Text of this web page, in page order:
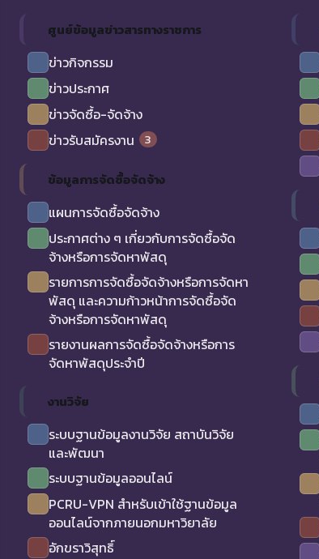
ศูนย์ข้อมูลข่าวสารทางราชการ
ข่าวกิจกรรม
ข่าวประกาศ
ข่าวจัดซื้อ-จัดจ้าง
ข่าวรับสมัครงาน
3
ข้อมูลการจัดซื้อจัดจ้าง
แผนการจัดซื้อจัดจ้าง
ประกาศต่าง ๆ เกี่ยวกับการจัดซื้อจัด
จ้างหรือการจัดหาพัสดุ
รายการการจัดซื้อจัดจ้างหรือการจัดหา
พัสดุ และความก้าวหน้าการจัดซื้อจัด
จ้างหรือการจัดหาพัสดุ
รายงานผลการจัดซื้อจัดจ้างหรือการ
จัดหาพัสดุประจำปี
งานวิจัย
ระบบฐานข้อมูลงานวิจัย สถาบันวิจัย
และพัฒนา
ระบบฐานข้อมูลออนไลน์
PCRU-VPN สำหรับเข้าใช้ฐานข้อมูล
ออนไลน์จากภายนอกมหาวิยาลัย
อักขราวิสุทธิ์